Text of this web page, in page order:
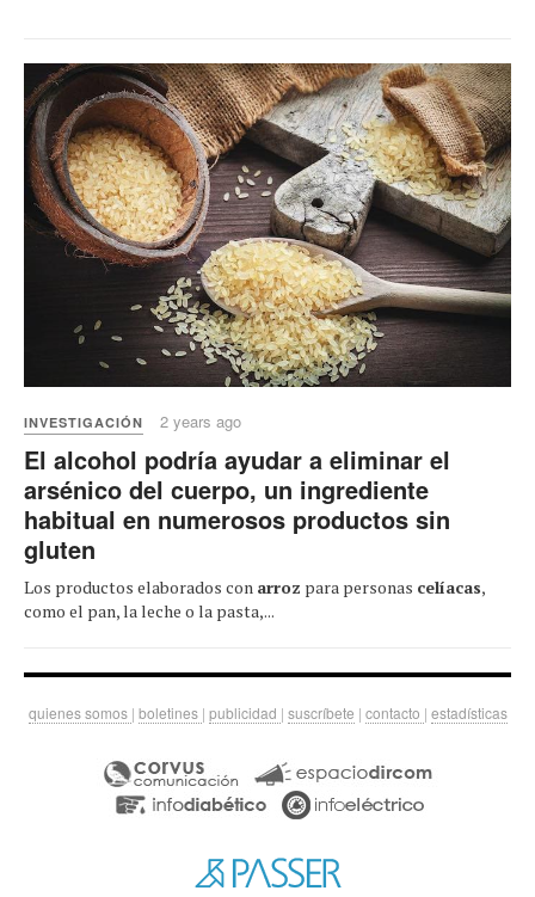
INVESTIGACIÓN 2 years ago
El alcohol podría ayudar a eliminar el
arsénico del cuerpo, un ingrediente
habitual en numerosos productos sin
gluten
Los productos elaborados con arroz para personas celíacas,
como el pan, la leche o la pasta,...
quienes somos | boletines | publicidad | suscríbete | contacto | estadísticas